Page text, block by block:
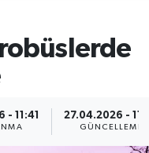
11:41 27.04.2026 -
GÜNCELLEME